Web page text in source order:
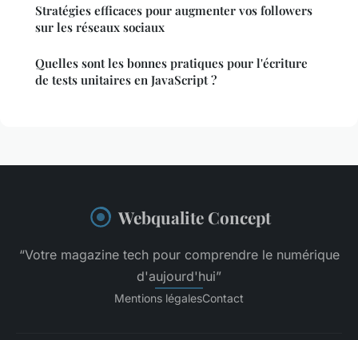
Stratégies efficaces pour augmenter vos followers
sur les réseaux sociaux
Quelles sont les bonnes pratiques pour l'écriture
de tests unitaires en JavaScript ?
Webqualite Concept
“Votre magazine tech pour comprendre le numérique
d'aujourd'hui”
Mentions légalesContact